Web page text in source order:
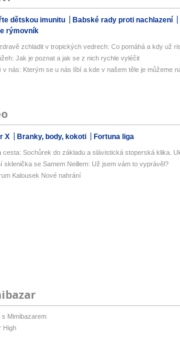
dětskou imunitu
Babské rady proti nachlazení
rýmovník
zchladit v tropických vedrech: Co pomáhá a kdy už
Jak je poznat a jak se z nich rychle vyléčit
v nás: Kterým se u nás líbí a kde v našem těle je můžeme
X Branky, body, kokoti Fortuna liga
cesta: Sochůrek do základu a slávistická stoperská klika.
sklenička se Samem Neillem: Už jsem vám to vyprávěl?
Kalousek Nové nahrání
s Mimibazarem
High